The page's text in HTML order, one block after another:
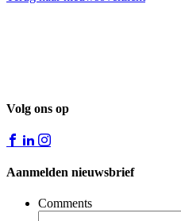
Volg ons op
Aanmelden nieuwsbrief
Comments